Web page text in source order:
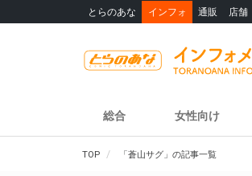
とらのあな インフォ 通販 店舗
総合 女性向け
TOP 「蒼山サグ」の記事一覧